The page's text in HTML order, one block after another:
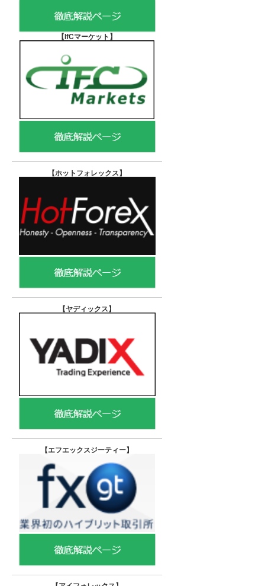
【IfCマーケット 】
【ホットフォレックス 】
【ヤディックス 】
【エフエックスジーティー】